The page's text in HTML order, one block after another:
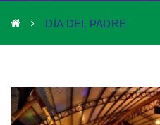
DÍA DEL PADRE